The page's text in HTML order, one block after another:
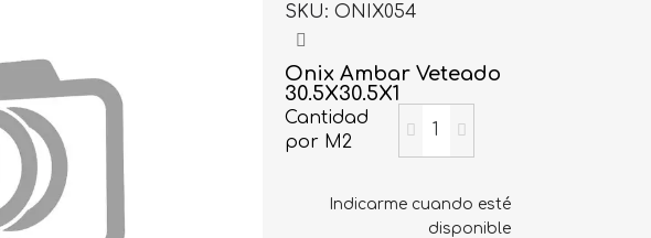
SKU ONIX054
Onix Ambar Veteado
30.5X30.5X1
Cantidad
por M2
Indicarme cuando esté
disponible